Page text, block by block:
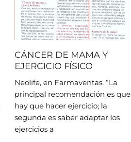
CÁNCER DE MAMA Y
EJERCICIO FÍSICO
Neolife, en Farmaventas. “La
principal recomendación es que
hay que hacer ejercicio; la
segunda es saber adaptar los
ejercicios a